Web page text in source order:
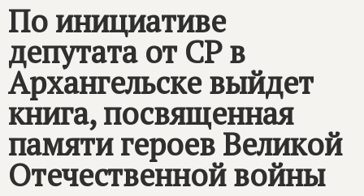
По инициативе
депутата от СР в
Архангельске выйдет
книга, посвященная
памяти героев Великой
Отечественной войны